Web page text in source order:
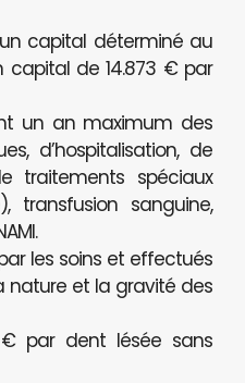
capital déterminé au
capital de 14.873 € par
un an maximum des
d’hospitalisation, de
traitements spéciaux
transfusion sanguine,
les soins et effectués
nature et la gravité des
€ par dent lésée sans